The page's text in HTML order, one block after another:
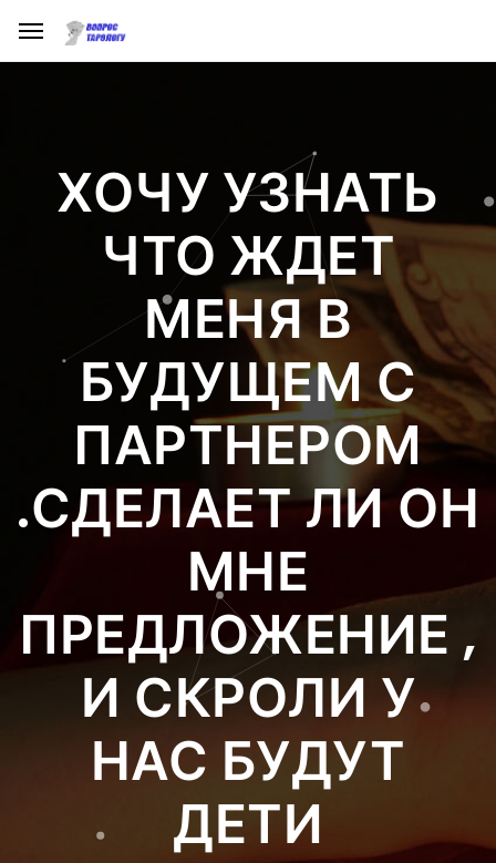
ХОЧУ УЗНАТЬ
ЧТО ЖДЕТ
МЕНЯ В
БУДУЩЕМ С
ПАРТНЕРОМ
.СДЕЛАЕТ ЛИ ОН
МНЕ
ПРЕДЛОЖЕНИЕ ,
И СКРОЛИ У
НАС БУДУТ
ДЕТИ